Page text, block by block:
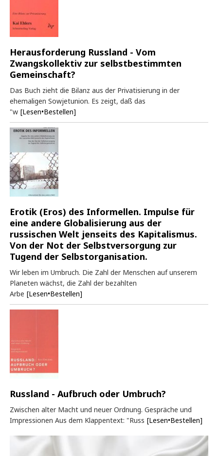
Herausforderung Russland - Vom
Zwangskollektiv zur selbstbestimmten
Gemeinschaft?
Das Buch zieht die Bilanz aus der Privatisierung in der
ehemaligen Sowjetunion. Es zeigt, daß das
"w [Lesen•Bestellen]
Erotik (Eros) des Informellen. Impulse für
eine andere Globalisierung aus der
russischen Welt jenseits des Kapitalismus.
Von der Not der Selbstversorgung zur
Tugend der Selbstorganisation.
Wir leben im Umbruch. Die Zahl der Menschen auf unserem
Planeten wächst, die Zahl der bezahlten
Arbe [Lesen•Bestellen]
Russland - Aufbruch oder Umbruch?
Zwischen alter Macht und neuer Ordnung. Gespräche und
Impressionen Aus dem Klappentext: "Russ [Lesen•Bestellen]